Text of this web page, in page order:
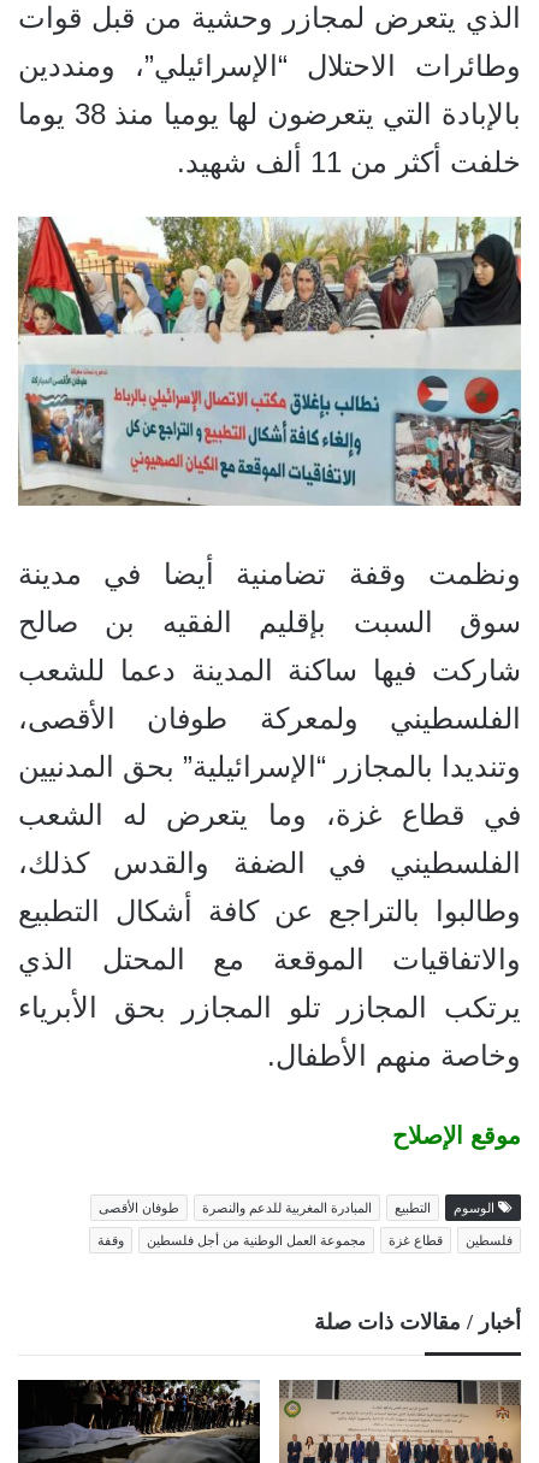
الذي يتعرض لمجازر وحشية من قبل قوات
وطائرات الاحتلال “الإسرائيلي”، ومنددين
بالإبادة التي يتعرضون لها يوميا منذ 38 يوما
خلفت أكثر من 11 ألف شهيد.
ونظمت وقفة تضامنية أيضا في مدينة
سوق السبت بإقليم الفقيه بن صالح
شاركت فيها ساكنة المدينة دعما للشعب
الفلسطيني ولمعركة طوفان الأقصى،
وتنديدا بالمجازر “الإسرائيلية” بحق المدنيين
في قطاع غزة، وما يتعرض له الشعب
الفلسطيني في الضفة والقدس كذلك،
وطالبوا بالتراجع عن كافة أشكال التطبيع
والاتفاقيات الموقعة مع المحتل الذي
يرتكب المجازر تلو المجازر بحق الأبرياء
وخاصة منهم الأطفال.
موقع الإصلاح
الوسوم التطبيع المبادرة المغربية للدعم والنصرة طوفان الأقصى
فلسطين قطاع غزة مجموعة العمل الوطنية من أجل فلسطين وقفة
أخبار / مقالات ذات صلة